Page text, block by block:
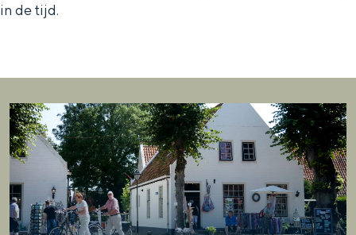
l
e
c
t
e
EnglishenG
o
t
o
t
DeutschdeG
e
e
n
in de tijd.